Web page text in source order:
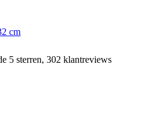
cm
5 sterren, 302 klantreviews